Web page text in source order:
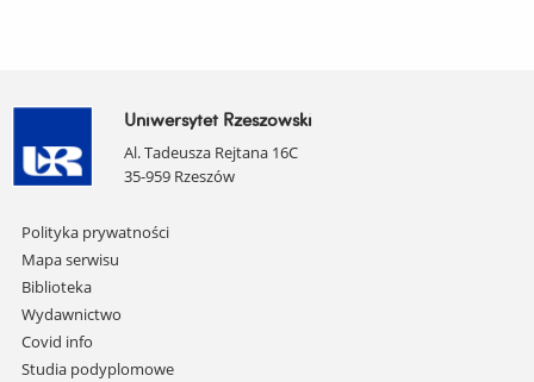
Uniwersytet Rzeszowski
Al. Tadeusza Rejtana 16C
35-959 Rzeszów
Pomiń
nawigację
i
przejdź
do
treści
Polityka prywatności
Mapa serwisu
Biblioteka
Wydawnictwo
Covid info
Studia podyplomowe